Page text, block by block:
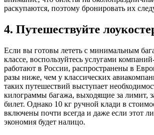
раскупаются, поэтому бронировать их
4. Путешествуйте
Если вы готовы лететь с минимальным
классе, воспользуйтесь услугами
работают в России, распространены в
разы ниже, чем у классических
таких путешествий выступает
килограммы багажа, выходящие за лимит,
билет. Однако 10 кг ручной клади в
включены почти всегда и даже если этот
экономия будет налицо.